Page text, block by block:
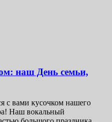
наш День семьи,
с вами кусочком нашего
Наш вокальный